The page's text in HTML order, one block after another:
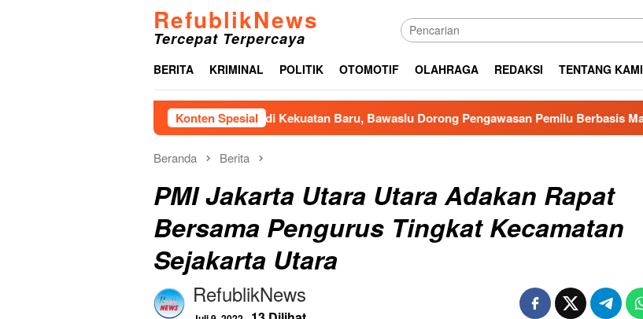
RefublikNews
Tercepat Terpercaya
BERITA KRIMINAL POLITIK OTOMOTIF OLAHRAGA REDAKSI TENTANG KAMI
Konten Spesial
Jaringan LIRA Jadi Kekuatan Baru, Bawaslu Dorong Pengawasan Pemilu Berbasis Masyarakat
Beranda Berita
PMI Jakarta Utara Utara Adakan Rapat
Bersama Pengurus Tingkat Kecamatan
Sejakarta Utara
RefublikNews